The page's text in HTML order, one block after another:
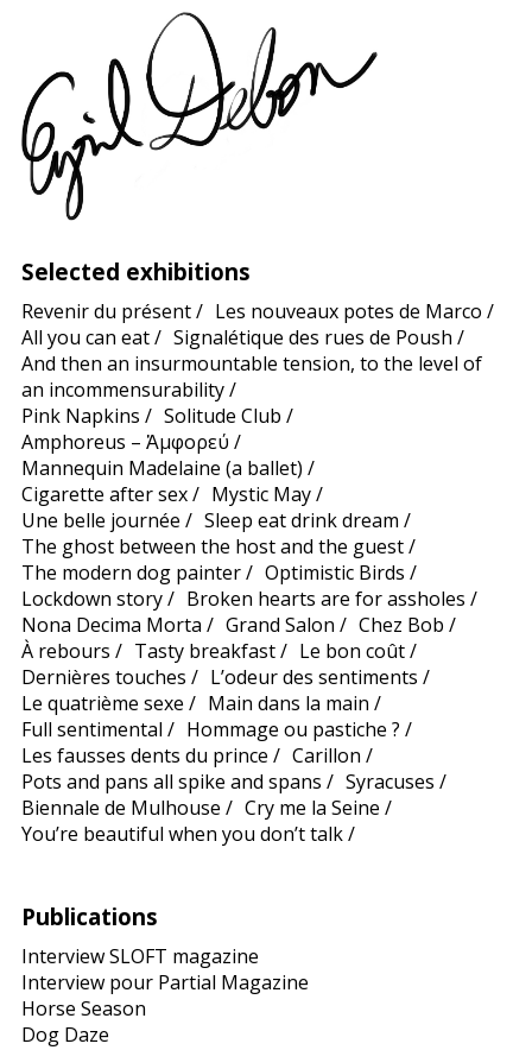
Selected exhibitions
Revenir du présent/ Les nouveaux potes de Marco /
All you can eat/ Signalétique des rues de Poush /
And then an insurmountable tension, to the level of
an incommensurability/
Pink Napkins / Solitude Club /
Amphoreus – Ἀμφορεύ /
Mannequin Madelaine (a ballet) /
Cigarette after sex/ Mystic May/
Une belle journée / Sleep eat drink dream /
The ghost between the host and the guest/
The modern dog painter/ Optimistic Birds /
Lockdown story/ Broken hearts are for assholes /
Nona Decima Morta / Grand Salon / Chez Bob /
À rebours / Tasty breakfast/ Le bon coût/
Dernières touches / L’odeur des sentiments /
Le quatrième sexe / Main dans la main /
Full sentimental / Hommage ou pastiche ? /
Les fausses dents du prince / Carillon /
Pots and pans all spike and spans / Syracuses /
Biennale de Mulhouse / Cry me la Seine /
You’re beautiful when you don’t talk/
Publications
Interview SLOFT magazine
Interview pour Partial Magazine
Horse Season
Dog Daze